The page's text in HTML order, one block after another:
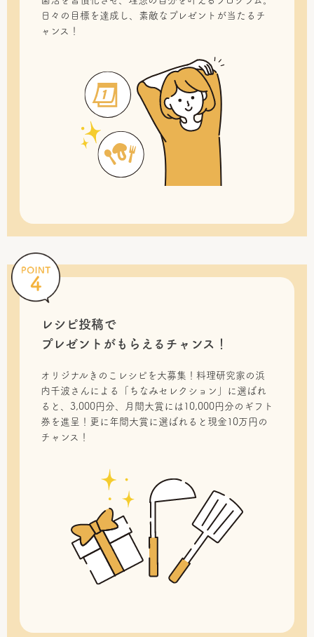
日々の目標を達成し、素敵なプレゼントが当たるチ
ャンス！
レシピ投稿で
プレゼントがもらえるチャンス！
オリジナルきのこレシピを大募集！料理研究家の浜
内千波さんによる「ちなみセレクション」に選ばれ
ると、3,000円分、月間大賞には10,000円分のギフト
券を進呈！更に年間大賞に選ばれると現金10万円の
チャンス！